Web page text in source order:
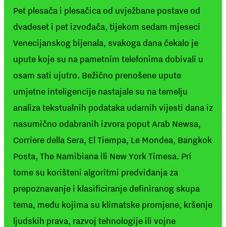
Pet plesača i plesačica od uvježbane postave od
dvadeset i pet izvođača, tijekom sedam mjeseci
Venecijanskog bijenala, svakoga dana čekalo je
upute koje su na pametnim telefonima dobivali u
osam sati ujutro. Bežično prenošene upute
umjetne inteligencije nastajale su na temelju
analiza tekstualnih podataka udarnih vijesti dana iz
nasumično odabranih izvora poput Arab Newsa,
Corriere della Sera, El Tiempa, Le Mondea, Bangkok
Posta, The Namibiana ili New York Timesa. Pri
tome su korišteni algoritmi predviđanja za
prepoznavanje i klasificiranje definiranog skupa
tema, među kojima su klimatske promjene, kršenje
ljudskih prava, razvoj tehnologije ili vojne